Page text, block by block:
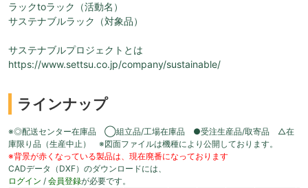
ラックtoラック（活動名）
サステナブルラック（対象品）
サステナブルプロジェクトとは
https://www.settsu.co.jp/company/sustainable/
ラインナップ
※◎配送センター在庫品 ◯組立品/工場在庫品 ●受注生産品/取寄品 △在
庫限り品（生産中止） ※図面ファイルは機種により公開しております。
※背景が赤くなっている製品は、現在廃番になっております
CADデータ（DXF）のダウンロードには、
ログイン / 会員登録が必要です。